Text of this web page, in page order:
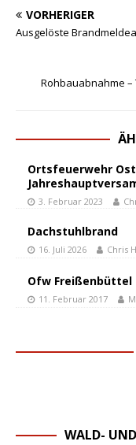
VORHERIGER
Ausgelöste
Rohbauabnahme –
Ortsfeuerwehr
3. Februar 2023
Dachstuhlbrand
16. Juli 2026 Chris
Ofw Freißenbüttel
11. Februar 2017
WALD-